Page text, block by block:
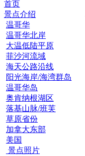
首页
景点介绍
温哥华
温哥华北岸
大温低陆平原
菲沙河流域
海天公路沿线
阳光海岸/海湾群岛
温哥华岛
奥肯纳根湖区
落基山脉/班芙
草原省份
加拿大东部
美国
景点照片